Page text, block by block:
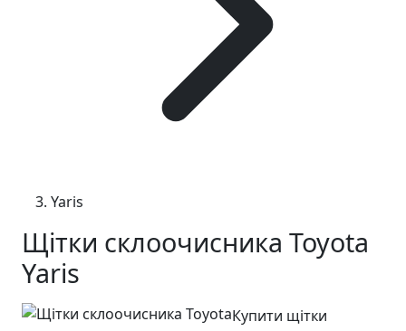
Yaris
Щітки склоочисника Toyota
Yaris
Купити щітки